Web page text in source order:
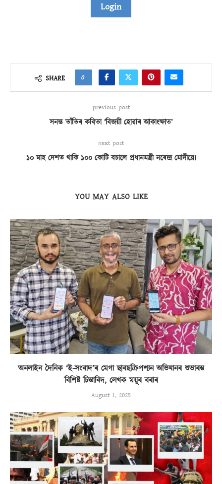
Login
SHARE 0
previous post
সনন্ত তাঁতিৰ কবিতা ‘বিজয়ী হোৱাৰ আকাংক্ষাত’
next post
১০ মাহ দেশত থাকি ১০০ কোটি বচালে প্ৰধানমন্ত্ৰী নৰেন্দ্ৰ মোদীয়ে!
YOU MAY ALSO LIKE
অনলাইন দৈনিক ‘ই-সংবাদ’ৰ মেগা ছাবছক্ৰিপশ্যন অভিযানৰ শুভাৰম্ভ
বিশিষ্ট চিন্তাবিদ, লেখক ময়ূৰ বৰাৰ
August 1, 2025